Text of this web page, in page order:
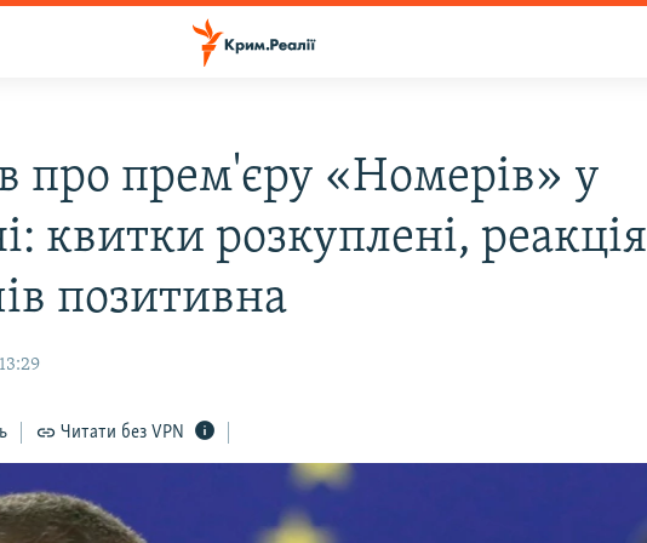
про прем'єру «Номерів» у
квитки розкуплені, реакція
позитивна
Читати без VPN